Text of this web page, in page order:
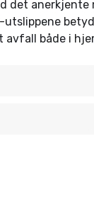
det anerkjente
utslippene
avfall både i